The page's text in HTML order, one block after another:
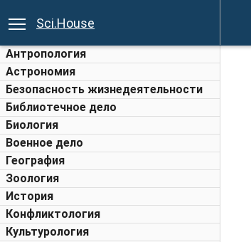
Sci.House
Антропология
Астрономия
Безопасность жизнедеятельности
Библиотечное дело
Биология
Военное дело
География
Зоология
История
Конфликтология
Культурология